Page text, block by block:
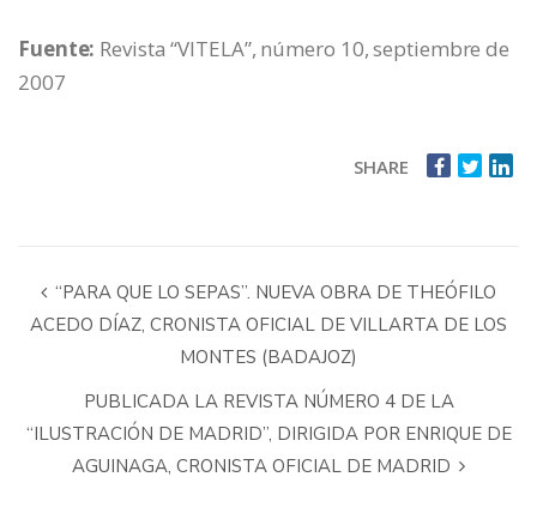
Fuente: Revista “VITELA”, número 10, septiembre de
2007
SHARE
“PARA QUE LO SEPAS”. NUEVA OBRA DE THEÓFILO
ACEDO DÍAZ, CRONISTA OFICIAL DE VILLARTA DE LOS
MONTES (BADAJOZ)
PUBLICADA LA REVISTA NÚMERO 4 DE LA
“ILUSTRACIÓN DE MADRID”, DIRIGIDA POR ENRIQUE DE
AGUINAGA, CRONISTA OFICIAL DE MADRID